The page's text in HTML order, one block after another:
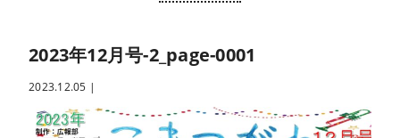
2023年12月号-2_page-0001
2023.12.05 |